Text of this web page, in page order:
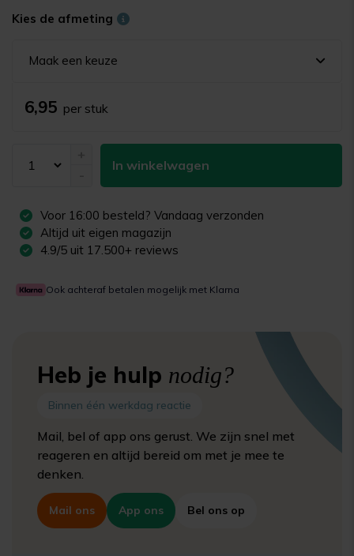
Kies de afmeting
Maak een keuze
6,95 per stuk
In winkelwagen
Voor 16:00 besteld? Vandaag verzonden
Altijd uit eigen magazijn
4.9/5 uit 17.500+ reviews
Ook achteraf betalen mogelijk met Klarna
Heb je hulp nodig?
Binnen één werkdag reactie
Mail, bel of app ons gerust. We zijn snel met
reageren en altijd bereid om met je mee te
denken.
Mail ons App ons Bel ons op